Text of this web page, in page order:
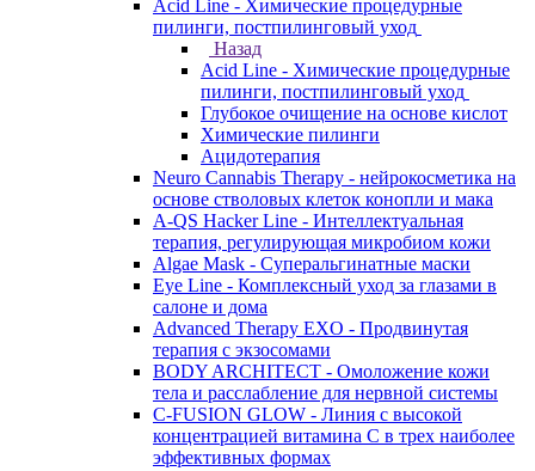
Acid Line - Химические процедурные
пилинги, постпилинговый уход
Назад
Acid Line - Химические процедурные
пилинги, постпилинговый уход
Глубокое очищение на основе кислот
Химические пилинги
Ацидотерапия
Neuro Cannabis Therapy - нейрокосметика на
основе стволовых клеток конопли и мака
A-QS Hacker Line - Интеллектуальная
терапия, регулирующая микробиом кожи
Algae Mask - Суперальгинатные маски
Eye Line - Комплексный уход за глазами в
салоне и дома
Advanced Therapy EXO - Продвинутая
терапия с экзосомами
BODY ARCHITECT - Омоложение кожи
тела и расслабление для нервной системы
C-FUSION GLOW - Линия с высокой
концентрацией витамина C в трех наиболее
эффективных формах